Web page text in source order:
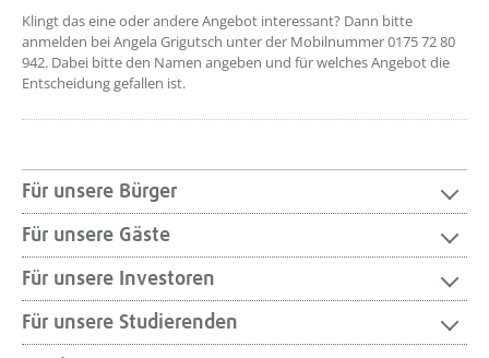
Klingt das eine oder andere Angebot interessant? Dann bitte
anmelden bei Angela Grigutsch unter der Mobilnummer 0175 72 80
942. Dabei bitte den Namen angeben und für welches Angebot die
Entscheidung gefallen ist.
Für unsere Bürger
Für unsere Gäste
Für unsere Investoren
Für unsere Studierenden